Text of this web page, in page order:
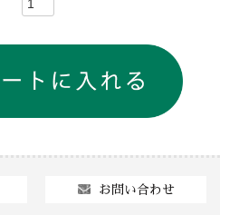
お問い合わせ